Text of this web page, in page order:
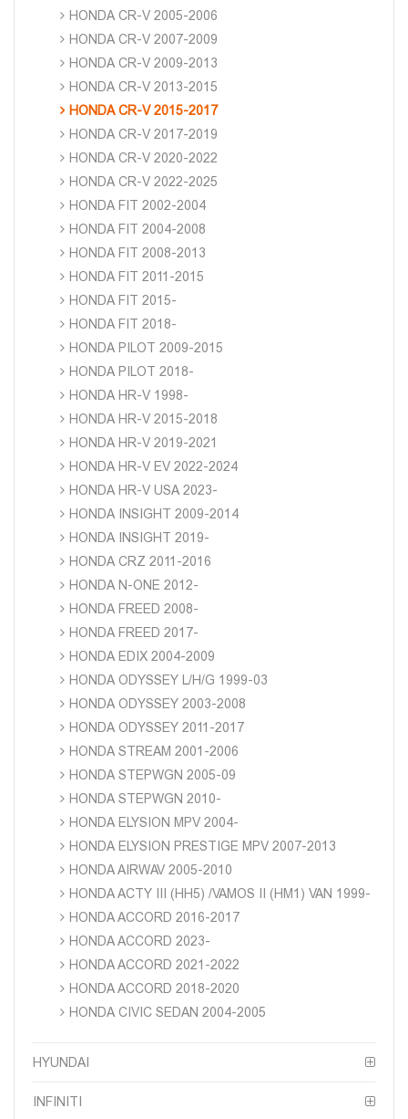
HONDA CR-V 2005-2006
HONDA CR-V 2007-2009
HONDA CR-V 2009-2013
HONDA CR-V 2013-2015
HONDA CR-V 2015-2017
HONDA CR-V 2017-2019
HONDA CR-V 2020-2022
HONDA CR-V 2022-2025
HONDA FIT 2002-2004
HONDA FIT 2004-2008
HONDA FIT 2008-2013
HONDA FIT 2011-2015
HONDA FIT 2015-
HONDA FIT 2018-
HONDA PILOT 2009-2015
HONDA PILOT 2018-
HONDA HR-V 1998-
HONDA HR-V 2015-2018
HONDA HR-V 2019-2021
HONDA HR-V EV 2022-2024
HONDA HR-V USA 2023-
HONDA INSIGHT 2009-2014
HONDA INSIGHT 2019-
HONDA CRZ 2011-2016
HONDA N-ONE 2012-
HONDA FREED 2008-
HONDA FREED 2017-
HONDA EDIX 2004-2009
HONDA ODYSSEY L/H/G 1999-03
HONDA ODYSSEY 2003-2008
HONDA ODYSSEY 2011-2017
HONDA STREAM 2001-2006
HONDA STEPWGN 2005-09
HONDA STEPWGN 2010-
HONDA ELYSION MPV 2004-
HONDA ELYSION PRESTIGE MPV 2007-2013
HONDA AIRWAV 2005-2010
HONDA ACTY III (HH5) /VAMOS II (HM1) VAN 1999-
HONDA ACCORD 2016-2017
HONDA ACCORD 2023-
HONDA ACCORD 2021-2022
HONDA ACCORD 2018-2020
HONDA CIVIC SEDAN 2004-2005
HYUNDAI
INFINITI